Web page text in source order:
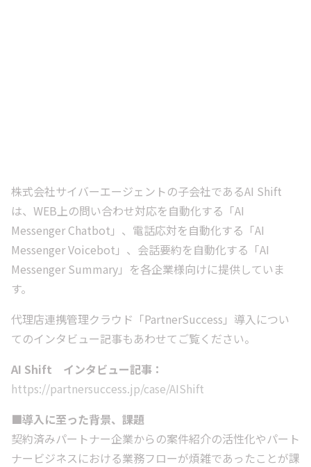
株式会社サイバーエージェントの子会社であるAI Shift
は、WEB上の問い合わせ対応を自動化する「AI
Messenger Chatbot」、電話応対を自動化する「AI
Messenger Voicebot」、会話要約を自動化する「AI
Messenger Summary」を各企業様向けに提供していま
す。
代理店連携管理クラウド「PartnerSuccess」導入につい
てのインタビュー記事もあわせてご覧ください。
AI Shift インタビュー記事：
https://partnersuccess.jp/case/AIShift
■導入に至った背景、課題
契約済みパートナー企業からの案件紹介の活性化やパート
ナービジネスにおける業務フローが煩雑であったことが課